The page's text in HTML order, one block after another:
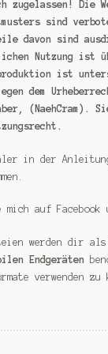
zugelassen! Die
sind
davon sind
Nutzung ist
ist
dem
(NaehCram).
in der
mich auf
werden dir
Endgeräten
verwenden zu